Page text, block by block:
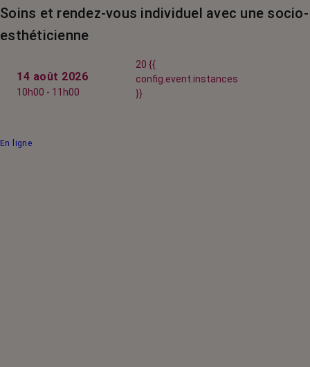
Soins et rendez-vous individuel avec une socio-
esthéticienne
14 août 2026
10h00 - 11h00
20 {{
config.event.instances
}}
En ligne